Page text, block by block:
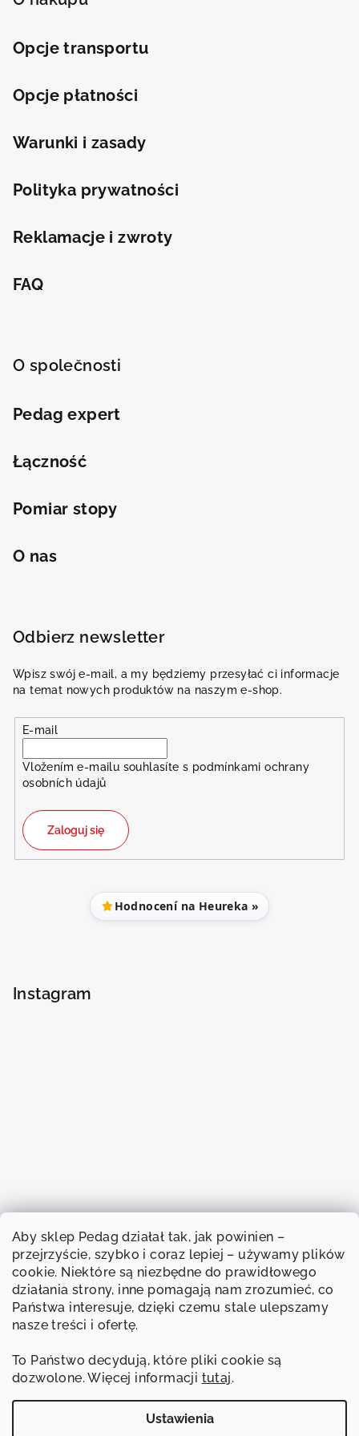
Aby sklep Pedag działał tak, jak powinien –
przejrzyście, szybko i coraz lepiej – używamy plików
cookie. Niektóre są niezbędne do prawidłowego
działania strony, inne pomagają nam zrozumieć, co
Państwa interesuje, dzięki czemu stale ulepszamy
nasze treści i ofertę.
To Państwo decydują, które pliki cookie są
dozwolone. Więcej informacji tutaj.
Ustawienia
Opcje transportu
Opcje płatności
Warunki i zasady
Polityka prywatności
Reklamacje i zwroty
FAQ
O společnosti
Pedag expert
Łączność
Pomiar stopy
O nas
Odbierz newsletter
Wpisz swój e-mail, a my będziemy przesyłać ci informacje
na temat nowych produktów na naszym e-shop.
E-mail
Vložením e-mailu souhlasíte s podmínkami ochrany
osobních údajů
Zaloguj się
Hodnocení na Heureka »
Instagram
Śledź na Instagramie
Powered by chaterimo